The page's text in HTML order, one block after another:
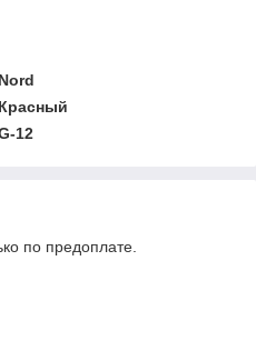
Nord
Красный
12
по предоплате.